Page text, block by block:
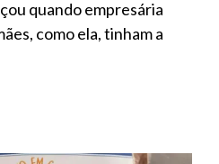
quando empresária
como ela, tinham a